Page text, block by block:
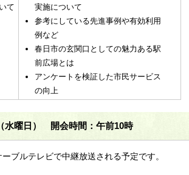
いて
実施について
参考にしている先進事例や有効利用
例など
春日市の玄関口としての魅力ある駅
前広場とは
アンケートを検証した市民サービス
の向上
水曜日） 開会時間：午前10時
ブルテレビで中継放送される予定です。